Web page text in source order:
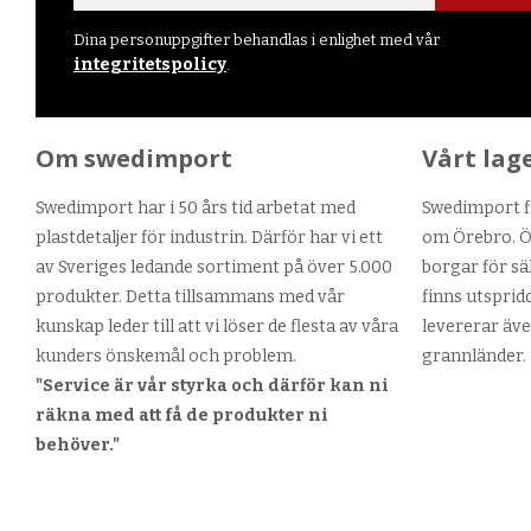
Dina personuppgifter behandlas i enlighet med vår
integritetspolicy.
Om swedimport
Swedimport har i 50 års tid arbetat med
plastdetaljer för industrin. Därför har vi ett
av Sveriges ledande sortiment på över 5.000
produkter. Detta tillsammans med vår
kunskap leder till att vi löser de flesta av våra
kunders önskemål och problem.
"Service är vår styrka och därför kan ni
räkna med att få de produkter ni
behöver."
Vårt
Swedimport
om Örebro.
borgar för
finns
levererar
grannländer.